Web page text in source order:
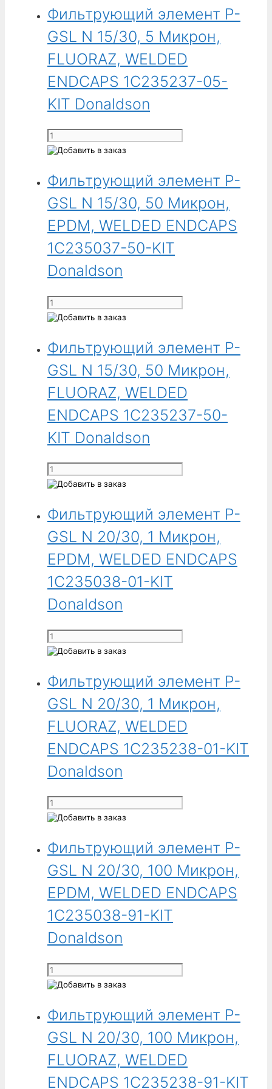
Фильтрующий элемент P-
GSL N 15/30, 5 Микрон,
FLUORAZ, WELDED
ENDCAPS 1C235237-05-
KIT Donaldson
Количество
товара
элемент
GSL
N
15/30,
5
Микрон,
FLUORAZ,
WELDED
ENDCAPS
1C235237-
05-
KIT
Donaldson
Фильтрующий элемент P-
GSL N 15/30, 50 Микрон,
EPDM, WELDED ENDCAPS
1C235037-50-KIT
Donaldson
Количество
товара
элемент
P-
GSL
N
15/30,
50
Микрон,
EPDM,
WELDED
ENDCAPS
1C235037-
50-
KIT
Donaldson
Фильтрующий элемент P-
GSL N 15/30, 50 Микрон,
FLUORAZ, WELDED
ENDCAPS 1C235237-50-
KIT Donaldson
Количество
товара
элемент
GSL
N
15/30,
50
Микрон,
FLUORAZ,
WELDED
ENDCAPS
1C235237-
50-
KIT
Donaldson
Фильтрующий элемент P-
GSL N 20/30, 1 Микрон,
EPDM, WELDED ENDCAPS
1C235038-01-KIT
Donaldson
Количество
товара
элемент
P-
GSL
N
20/30,
1
Микрон,
EPDM,
WELDED
ENDCAPS
1C235038-
01-
KIT
Donaldson
Фильтрующий элемент P-
GSL N 20/30, 1 Микрон,
FLUORAZ, WELDED
ENDCAPS 1C235238-01-KIT
Donaldson
Количество
товара
элемент
GSL
N
20/30,
Микрон,
FLUORAZ,
WELDED
ENDCAPS
1C235238-
01-
KIT
Donaldson
Фильтрующий элемент P-
GSL N 20/30, 100 Микрон,
EPDM, WELDED ENDCAPS
1C235038-91-KIT
Donaldson
Количество
товара
элемент
P-
GSL
N
20/30,
100
Фильтрующий элемент P-
GSL N 20/30, 100 Микрон,
FLUORAZ, WELDED
ENDCAPS 1C235238-91-KIT